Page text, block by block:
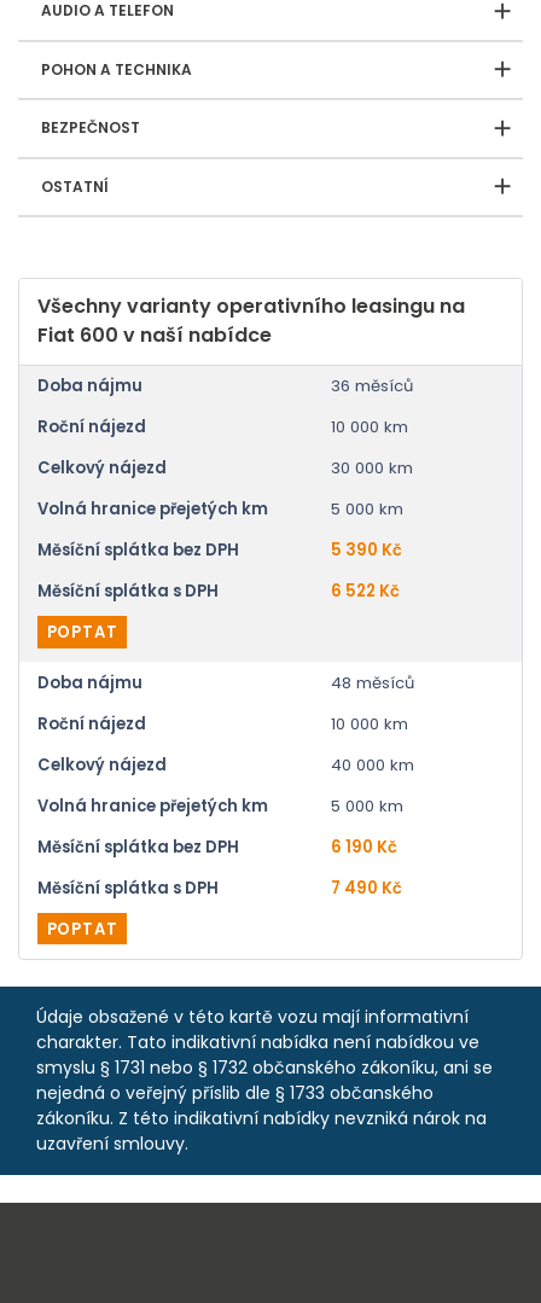
AUDIO A TELEFON
POHON A TECHNIKA
BEZPEČNOST
OSTATNÍ
Všechny varianty operativního leasingu na
Fiat 600 v naší nabídce
Doba nájmu
36 měsíců
Roční nájezd
10 000 km
Celkový nájezd
30 000 km
Volná hranice přejetých km
5 000 km
Měsíční splátka bez DPH
5 390 Kč
Měsíční splátka s DPH
6 522 Kč
POPTAT
Doba nájmu
48 měsíců
Roční nájezd
10 000 km
Celkový nájezd
40 000 km
Volná hranice přejetých km
5 000 km
Měsíční splátka bez DPH
6 190 Kč
Měsíční splátka s DPH
7 490 Kč
POPTAT
Údaje obsažené v této kartě vozu mají informativní
charakter. Tato indikativní nabídka není nabídkou ve
smyslu § 1731 nebo § 1732 občanského zákoníku, ani se
nejedná o veřejný příslib dle § 1733 občanského
zákoníku. Z této indikativní nabídky nevzniká nárok na
uzavření smlouvy.